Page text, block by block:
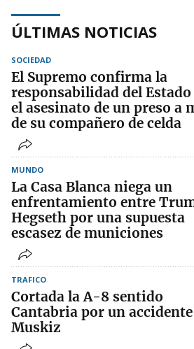
ÚLTIMAS NOTICIAS
SOCIEDAD
El Supremo confirma la
responsabilidad del
el asesinato de un preso a
de su compañero de celda
MUNDO
La Casa Blanca niega un
enfrentamiento entre
Hegseth por una supuesta
escasez de municiones
TRAFICO
Cortada la A-8 sentido
Cantabria por un
Muskiz